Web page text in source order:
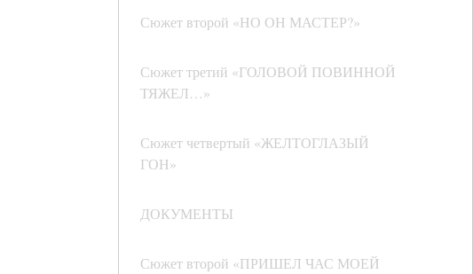
Сюжет второй «НО ОН МАСТЕР?»
Сюжет третий «ГОЛОВОЙ ПОВИННОЙ
ТЯЖЕЛ…»
Сюжет четвертый «ЖЕЛТОГЛАЗЫЙ
ГОН»
ДОКУМЕНТЫ
Сюжет второй «ПРИШЕЛ ЧАС МОЕЙ